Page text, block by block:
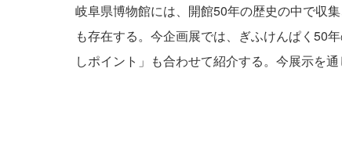
岐阜県博物館には、開館50年の歴史の中で収
も存在する。今企画展では、ぎふけんぱく50
しポイント」も合わせて紹介する。今展示を